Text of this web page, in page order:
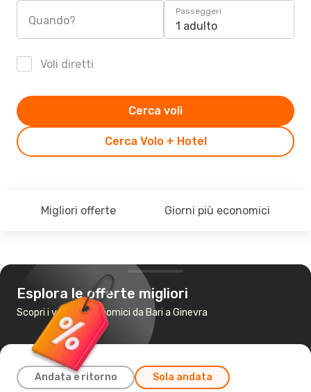
Quando?
Passeggeri
1 adulto
Voli diretti
Cerca Volo + Hotel
Cerca voli
Migliori offerte Giorni più economici
Esplora le offerte migliori
Scopri i voli più economici da Bari a Ginevra
Andata e ritorno Sola andata